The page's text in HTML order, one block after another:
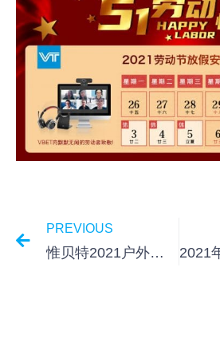
PREVIOUS
惟贝特2021户外拓展活动